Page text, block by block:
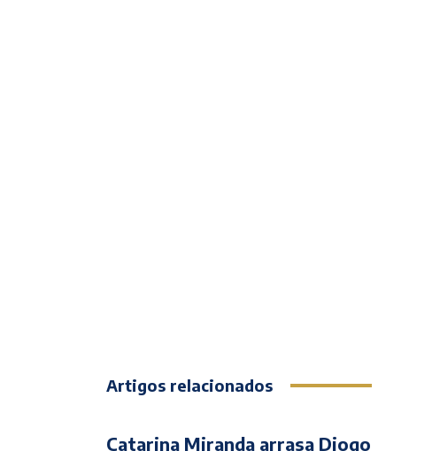
Artigos relacionados
Catarina Miranda arrasa Diogo